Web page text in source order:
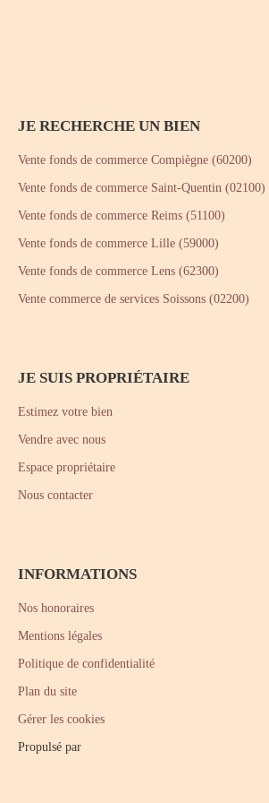
JE RECHERCHE UN BIEN
Vente fonds de commerce Compiègne (60200)
Vente fonds de commerce Saint-Quentin (02100)
Vente fonds de commerce Reims (51100)
Vente fonds de commerce Lille (59000)
Vente fonds de commerce Lens (62300)
Vente commerce de services Soissons (02200)
JE SUIS PROPRIÉTAIRE
Estimez votre bien
Vendre avec nous
Espace propriétaire
Nous contacter
INFORMATIONS
Nos honoraires
Mentions légales
Politique de confidentialité
Plan du site
Gérer les cookies
Propulsé par